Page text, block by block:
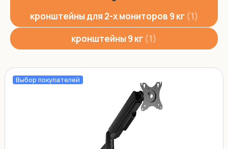
кронштейны для 2-х мониторов 9 кг 1
кронштейны 9 кг 1
Выбор покупателей